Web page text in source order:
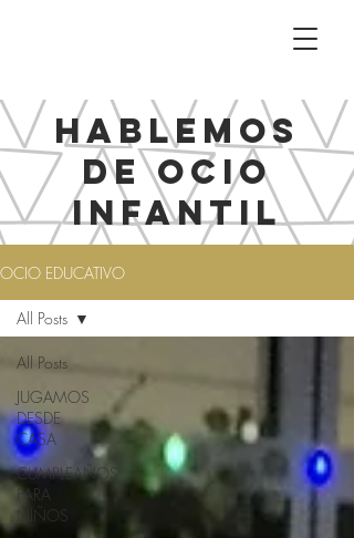
HABLEMOS
DE OCIO
INFANTIL
OCIO EDUCATIVO
All Posts
JUGAMOS
DESDE
CASA
CUMPLEAÑOS
PARA
NIÑOS
All Posts